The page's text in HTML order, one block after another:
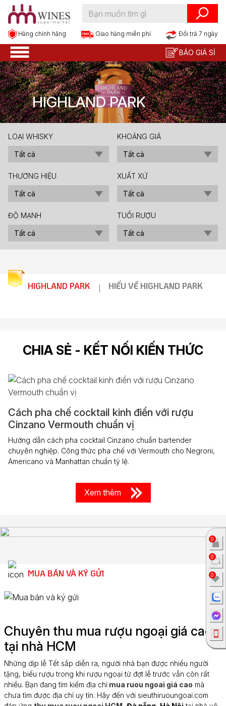
Hàng chính hãng Giao hàng miễn phí Đổi trả 7 ngày
BÁO GIÁ SỈ
HIGHLAND PARK
LOẠI WHISKY KHOẢNG GIÁ
THƯƠNG HIỆU XUẤT XỨ
ĐỘ MẠNH TUỔI RƯỢU
HIGHLAND PARK | HIỂU VỀ HIGHLAND PARK
CHIA SẺ - KẾT NỐI KIẾN THỨC
Cách pha chế cocktail kinh điển với rượu
Cinzano Vermouth chuẩn vị
Hướng dẫn cách pha cocktail Cinzano chuẩn bartender
chuyên nghiệp. Công thức pha chế với Vermouth cho Negroni,
Americano và Manhattan chuẩn tỷ lệ.
Xem thêm
MUA BÁN VÀ KÝ GỬI
Chuyên thu mua rượu ngoại giá cao
tại nhà HCM
Những dịp lễ Tết sắp diễn ra, người nhà bạn được nhiều người
tặng, biếu rượu trong khi rượu ngoại từ đợt lễ trước vẫn còn rất
nhiều. Bạn đang tìm kiếm địa chỉ mua ruou ngoai giá cao mà
chưa tìm được địa chỉ uy tín. Hãy đến với sieuthiruoungoai.com
0
0
0